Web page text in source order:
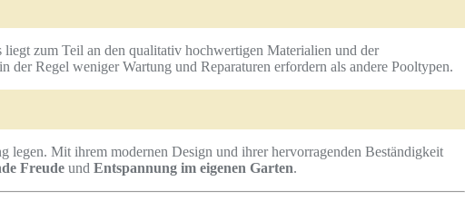
liegt zum Teil an den qualitativ hochwertigen Materialien und der
Regel weniger Wartung und Reparaturen erfordern als andere Pooltypen.
legen. Mit ihrem modernen Design und ihrer hervorragenden Beständigkeit
Freude und Entspannung im eigenen Garten.